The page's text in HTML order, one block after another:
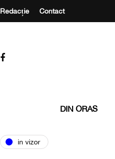
Redacție Contact
DIN ORAS
in vizor